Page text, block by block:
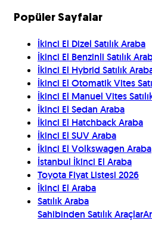
Popüler Sayfalar
İkinci El Dizel Satılık Araba
İkinci El Benzinli Satılık
İkinci El Hybrid Satılık
İkinci El Otomatik Vites
İkinci El Manuel Vites
İkinci El Sedan Araba
İkinci El Hatchback Araba
İkinci El SUV Araba
İkinci El Volkswagen Araba
İstanbul İkinci El Araba
Toyota Fiyat Listesi 2026
İkinci El Araba
Satılık Araba
Sahibinden Satılık Araçlar